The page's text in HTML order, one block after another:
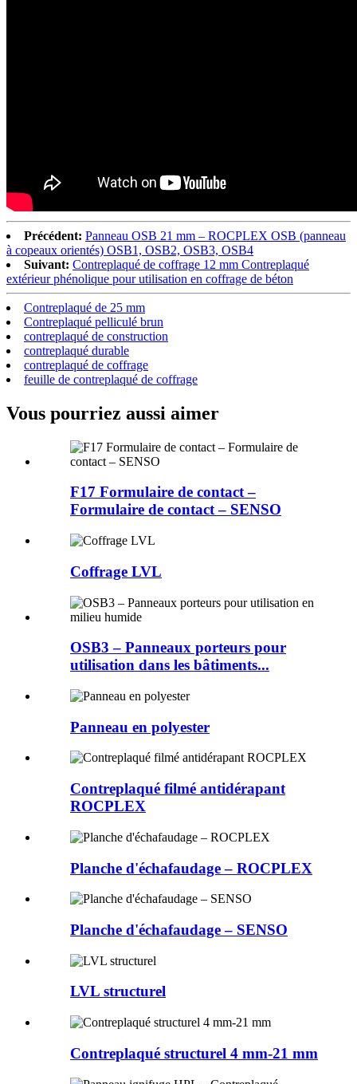
Précédent: Panneau OSB 21 mm – ROCPLEX OSB (panneau
à copeaux orientés) OSB1, OSB2, OSB3, OSB4
Suivant: Contreplaqué de coffrage 12 mm Contreplaqué
extérieur phénolique pour utilisation en coffrage de béton
Contreplaqué de 25 mm
Contreplaqué pelliculé brun
contreplaqué de construction
contreplaqué durable
contreplaqué de coffrage
feuille de contreplaqué de coffrage
Vous pourriez aussi aimer
F17 Formulaire de contact –
Formulaire de contact – SENSO
Coffrage LVL
OSB3 – Panneaux porteurs pour
utilisation dans les bâtiments...
Panneau en polyester
Contreplaqué filmé antidérapant
ROCPLEX
Planche d'échafaudage – ROCPLEX
Planche d'échafaudage – SENSO
LVL structurel
Contreplaqué structurel 4 mm-21 mm